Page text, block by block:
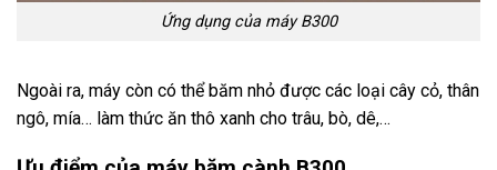
Ứng dụng của máy B300
Ngoài ra, máy còn có thể băm nhỏ được các loại cây cỏ, thân
ngô, mía… làm thức ăn thô xanh cho trâu, bò, dê,…